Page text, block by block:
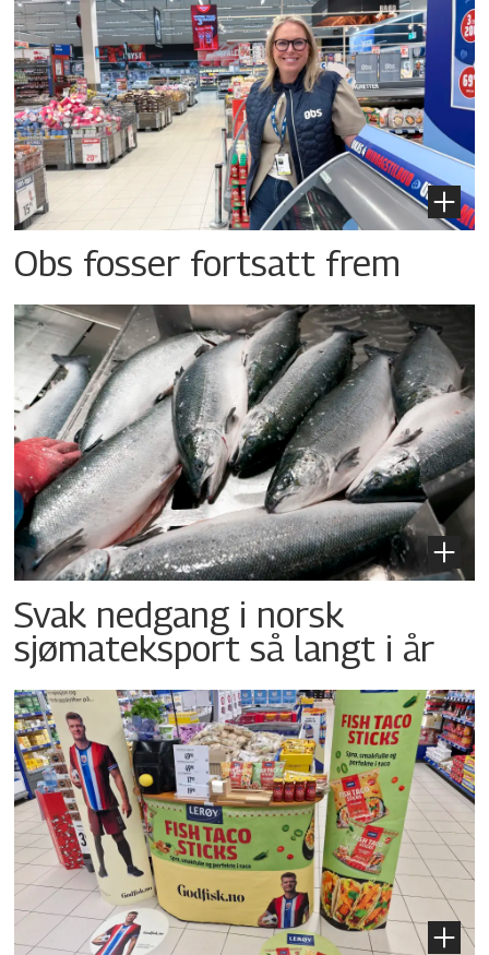
Obs fosser fortsatt frem
Svak nedgang i norsk
sjømateksport så langt i år